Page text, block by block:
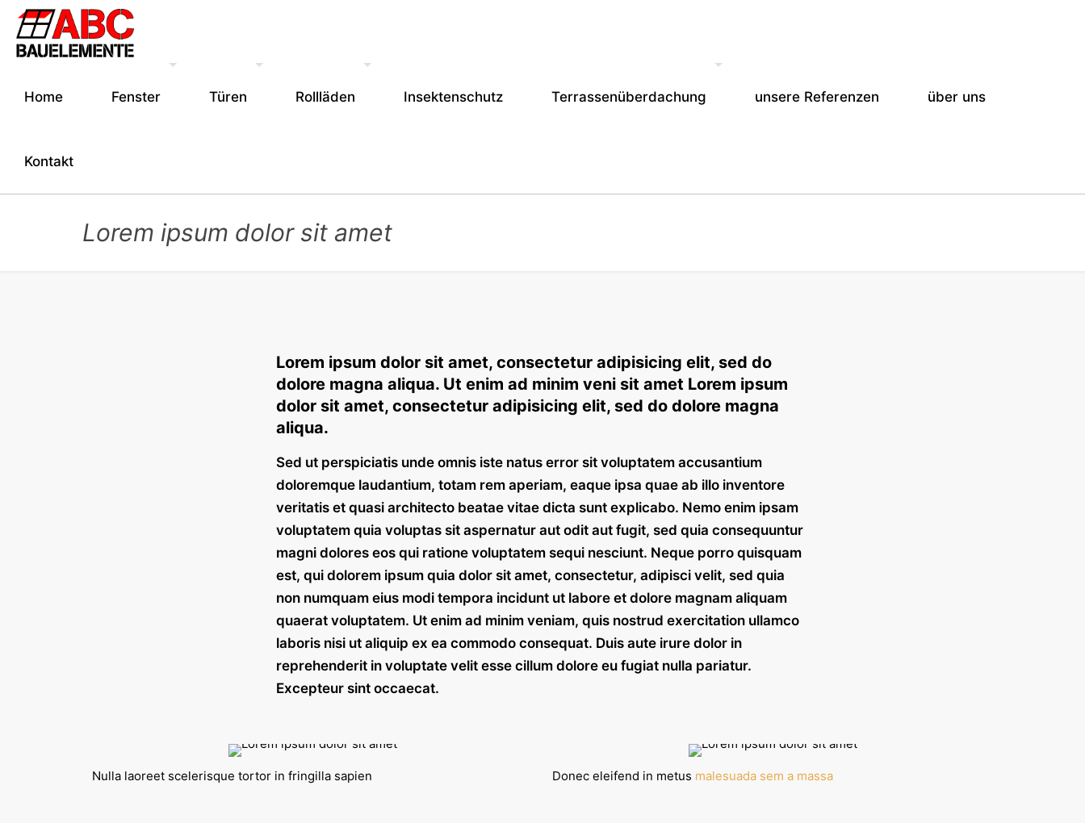
Home Fenster Türen Rollläden Insektenschutz Terrassenüberdachung unsere Referenzen über uns
Kontakt
Lorem ipsum dolor sit amet
Lorem ipsum dolor sit amet, consectetur adipisicing elit, sed do
dolore magna aliqua. Ut enim ad minim veni sit amet Lorem ipsum
dolor sit amet, consectetur adipisicing elit, sed do dolore magna
aliqua.
Sed ut perspiciatis unde omnis iste natus error sit voluptatem accusantium
doloremque laudantium, totam rem aperiam, eaque ipsa quae ab illo inventore
veritatis et quasi architecto beatae vitae dicta sunt explicabo. Nemo enim ipsam
voluptatem quia voluptas sit aspernatur aut odit aut fugit, sed quia consequuntur
magni dolores eos qui ratione voluptatem sequi nesciunt. Neque porro quisquam
est, qui dolorem ipsum quia dolor sit amet, consectetur, adipisci velit, sed quia
non numquam eius modi tempora incidunt ut labore et dolore magnam aliquam
quaerat voluptatem. Ut enim ad minim veniam, quis nostrud exercitation ullamco
laboris nisi ut aliquip ex ea commodo consequat. Duis aute irure dolor in
reprehenderit in voluptate velit esse cillum dolore eu fugiat nulla pariatur.
Excepteur sint occaecat.
Nulla laoreet scelerisque tortor in fringilla sapien Donec eleifend in metus malesuada sem a massa